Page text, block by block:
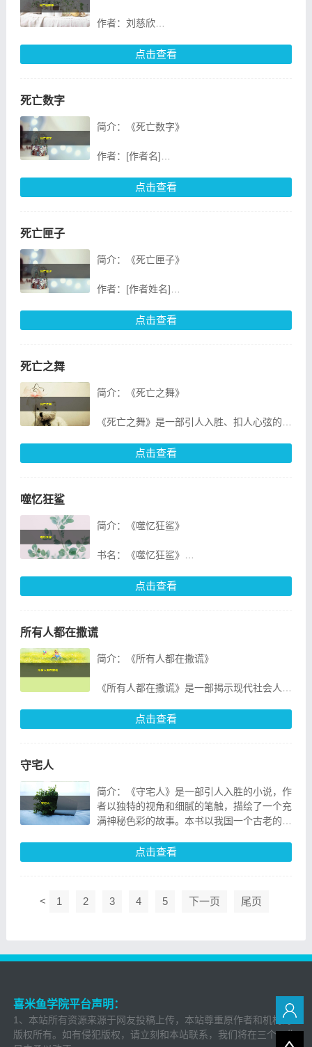
对死亡渴望的哲学著作。作
作者：刘慈欣
《死亡通知单》是中国科幻作家刘慈欣的一部
短篇小说，收录于他的短篇小说集《赡养人
点击查看
死亡数字
简介：《死亡数字》
作者：[作者名]
出版社：[出版社名]
者以独特的视角和细腻的笔触，讲述了一个关
点击查看
死亡匣子
简介：《死亡匣子》
作者：[作者姓名]
出版社：[出版社名称]
[作者姓名]。本书以一个神秘的死亡匣子为线
点击查看
死亡之舞
简介：《死亡之舞》
《死亡之舞》是一部引人入胜、扣人心弦的悬
视角，讲述了主人公在探寻真相的过程中，一
步步揭开了一个隐藏在暗处的惊天秘
点击查看
噬忆狂鲨
简介：《噬忆狂鲨》
书名：《噬忆狂鲨》
作者：[作者姓名]
小说，由著名作家[
点击查看
所有人都在撒谎
简介：《所有人都在撒谎》
《所有人都在撒谎》是一部揭示现代社会人际
犀利的笔触，剖析了人们在日常生活中的谎言
现象，让我们看到了人性的
点击查看
守宅人
简介：《守宅人》是一部引人入胜的小说，作
者以独特的视角和细腻的笔触，描绘了一个充
满神秘色彩的故事。本书以我国一个古老的村
家训的感人故点击查看
< 1 2 3 4 5 下一页 尾页
喜米鱼学院平台声明：
1、本站所有资源来源于网友投稿上传，本站尊重原作者和机构的
版权所有。如有侵犯版权，请立刻和本站联系，我们将在三个工作